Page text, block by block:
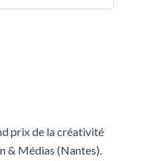
prix de la créativité
& Médias (Nantes).